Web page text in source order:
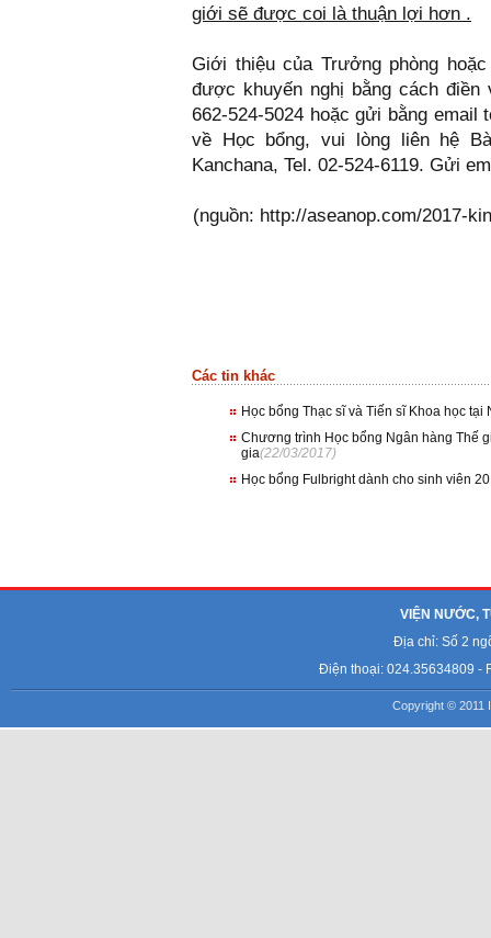
giới sẽ được coi là thuận lợi hơn .
Giới thiệu của Trưởng phòng
được khuyến nghị bằng cách
662-524-5024 hoặc gửi bằng
về Học bổng, vui lòng liên hệ
Kanchana, Tel. 02-524-6119. Gửi
(nguồn: http://aseanop.com/2017-
Các tin khác
Học bổng Thạc sĩ và Tiến sĩ Khoa học tại
Chương trình Học bổng Ngân hàng Thế
gia(22/03/2017)
Học bổng Fulbright dành cho sinh viên
VIỆN NƯỚC,
Địa chỉ: Số 2
Điện thoại: 024.35634809 -
Copyright © 2011